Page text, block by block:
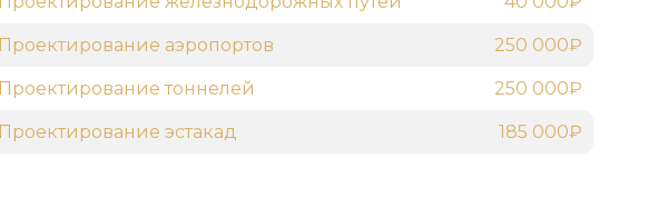
Проектирование аэропортов 250 000₽
Проектирование тоннелей 250 000₽
Проектирование эстакад 185 000₽